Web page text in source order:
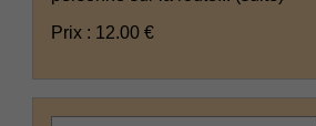
Prix : 12.00 €